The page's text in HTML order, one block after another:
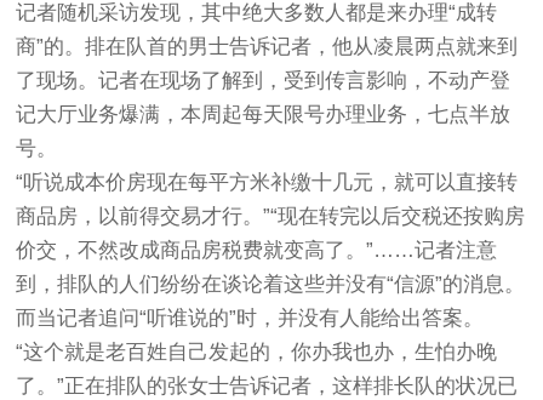
记者随机采访发现，其中绝大多数人都是来办理“成转
商”的。排在队首的男士告诉记者，他从凌晨两点就来到
了现场。记者在现场了解到，受到传言影响，不动产登
记大厅业务爆满，本周起每天限号办理业务，七点半放
号。
“听说成本价房现在每平方米补缴十几元，就可以直接转
商品房，以前得交易才行。”“现在转完以后交税还按购房
价交，不然改成商品房税费就变高了。”……记者注意
到，排队的人们纷纷在谈论着这些并没有“信源”的消息。
而当记者追问“听谁说的”时，并没有人能给出答案。
“这个就是老百姓自己发起的，你办我也办，生怕办晚
了。”正在排队的张女士告诉记者，这样排长队的状况已